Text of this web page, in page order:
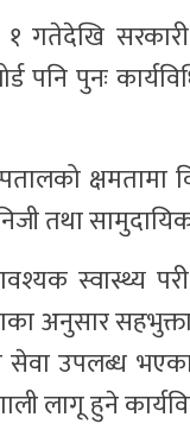
सरकारी,
पनि पुनः
क्षमतामा
तथा
स्वास्थ्य
अनुसार
सेवा उपलब्ध
लागू हुने